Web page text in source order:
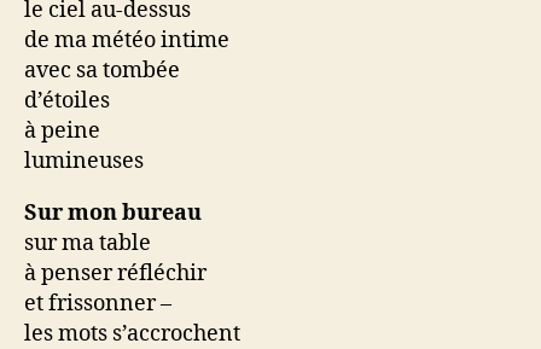
le ciel au-dessus
de ma météo intime
avec sa tombée
d’étoiles
à peine
lumineuses
Sur mon bureau
sur ma table
à penser réfléchir
et frissonner –
les mots s’accrochent